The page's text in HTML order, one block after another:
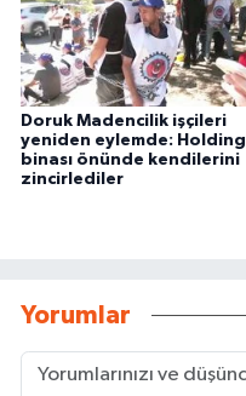
Doruk Madencilik işçileri
yeniden eylemde: Holding
binası önünde kendilerini
zincirlediler
Yorumlar